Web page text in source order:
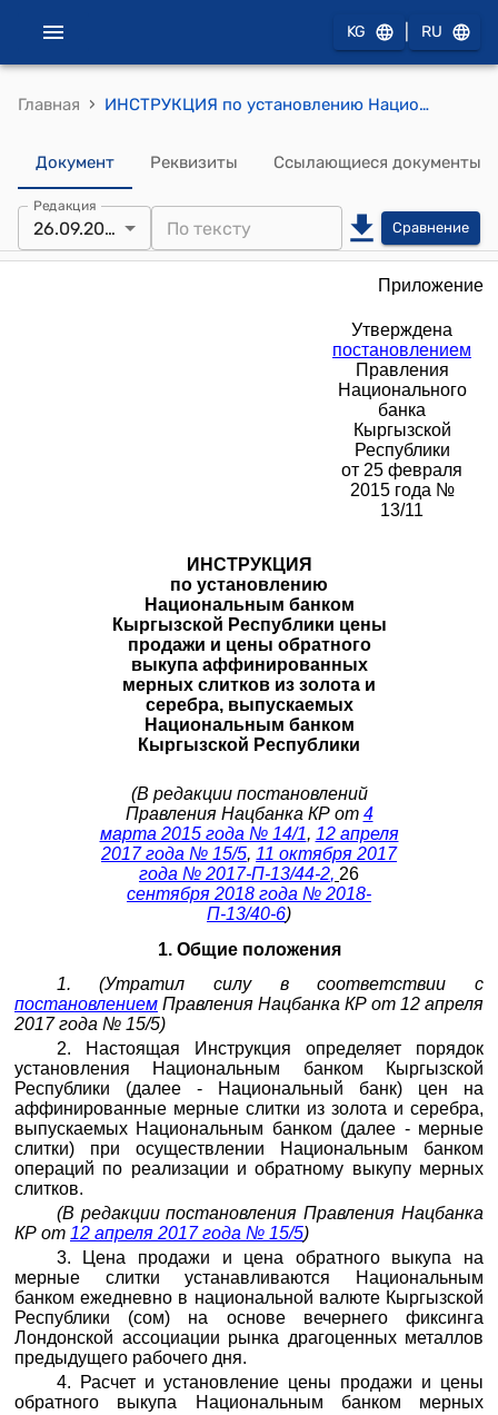
KG RU
Главная › ИНСТРУКЦИЯ по установлению Национальным банком Кыргызской Республики цены продажи и цены обратного выкупа аффинированных мерных слитков из золота и серебра, эмитированных Национальным банком Кыргызской Республики (утверждена постановлением Правления Нацбанка КР от 25 февраля 2015 года № 13/11)
Документ Реквизиты Ссылающиеся документы
Редакция
26.09.2018 Сравнение